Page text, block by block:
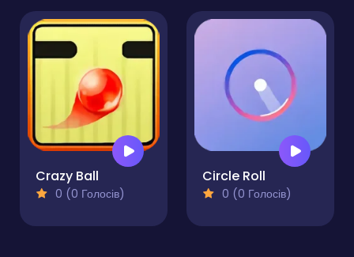
Crazy Ball
0 (0 Голосів)
Circle Roll
0 (0 Голосів)